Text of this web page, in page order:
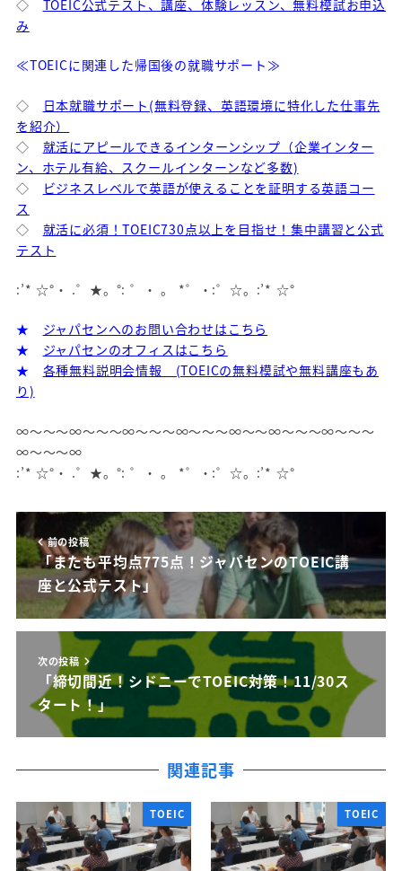
◇ TOEIC公式テスト、講座、体験レッスン、無料模試お申込
み
≪TOEICに関連した帰国後の就職サポート≫
◇
日本就職サポート(無料登録、英語環境に特化した仕事先
を紹介）
◇ 就活にアピールできるインターンシップ（企業インター
ン、ホテル有給、スクールインターンなど多数)
◇
ビジネスレベルで英語が使えることを証明する英語コー
ス
◇ 就活に必須！TOEIC730点以上を目指せ！集中講習と公式
テスト
:’* ☆°・ .゜★。°: ゜・ 。 *゜・:゜☆。:’* ☆°
★
ジャパセンへのお問い合わせはこちら
★
ジャパセンのオフィスはこちら
★
各種無料説明会情報 (TOEICの無料模試や無料講座もあ
り)
∞～～～∞～～～∞～～～∞～～～∞～～∞～～～∞～～～
∞～～～∞
:’* ☆°・ .゜★。°: ゜・ 。 *゜・:゜☆。:’* ☆°
前の投稿
「またも平均点775点！ジャパセンのTOEIC講
座と公式テスト」
次の投稿
「締切間近！シドニーでTOEIC対策！11/30ス
タート！」
関連記事
TOEIC TOEIC